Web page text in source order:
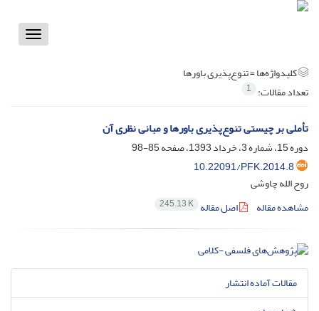
Toggle
کلیدواژه‌ها =تنوع‌پذیری باورها
تعداد مقالات: 1
تأملی بر چیستی تنوع‌پذیری باورها و مبانی نظری آن
دوره 15، شماره 3، خرداد 1393، صفحه
85-98
10.22091/PFK.2014.8
روح الله چاوشی
مشاهده مقاله
اصل مقاله 245.13 K
مقالات آماده انتشار